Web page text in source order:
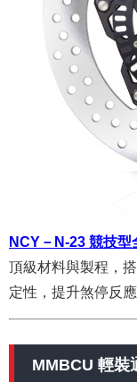
NCY－N-23 競技
頂級材料與製程，
定性，提升煞停反應
MMBCU 輕裝